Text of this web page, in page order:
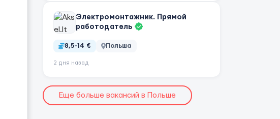
Электромонтажник. Прямой
работодатель
8,5-14 € Польша
2 дня назад
Еще больше вакансий в Польше